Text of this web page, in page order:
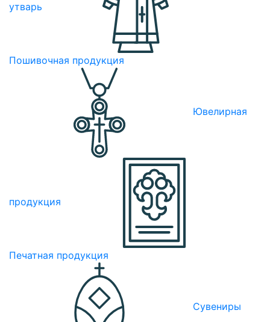
утварь
Пошивочная продукция
Ювелирная
продукция
Печатная продукция
Сувениры